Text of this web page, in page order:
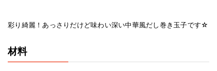
彩り綺麗！あっさりだけど味わい深い中華風だし巻き玉子です☆
材料